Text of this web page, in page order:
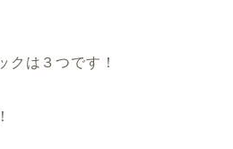
クは３つです！